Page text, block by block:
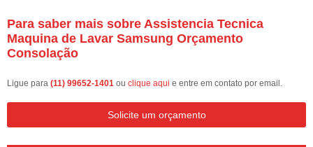
Para saber mais sobre Assistencia Tecnica
Maquina de Lavar Samsung Orçamento
Consolação
Ligue para (11) 99652-1401 ou clique aqui e entre em contato por email.
Solicite um orçamento